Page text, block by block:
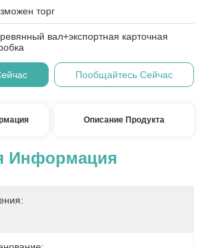
торг
вал+экспортная карточная
Пообщайтесь Сейчас
Описание Продукта
Информация